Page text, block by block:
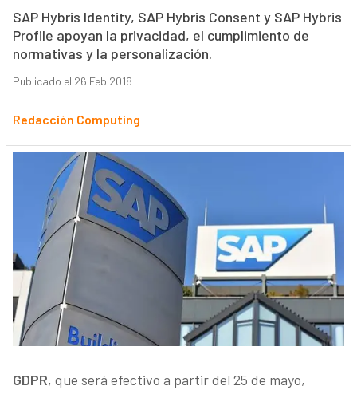
SAP Hybris Identity, SAP Hybris Consent y SAP Hybris
Profile apoyan la privacidad, el cumplimiento de
normativas y la personalización.
Publicado el 26 Feb 2018
Redacción Computing
GDPR, que será efectivo a partir del 25 de mayo,